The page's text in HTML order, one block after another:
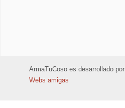
ArmaTuCoso es desarrollado por
Webs amigas